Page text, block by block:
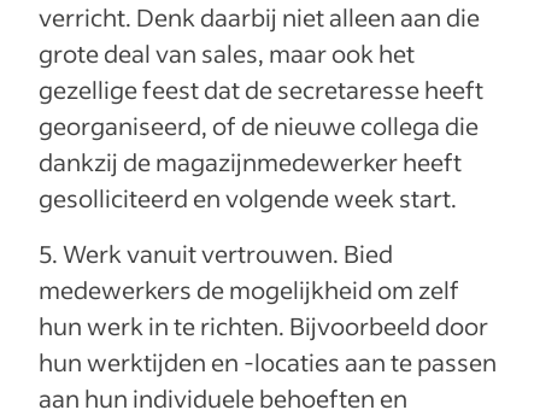
verricht. Denk daarbij niet alleen aan die
grote deal van sales, maar ook het
gezellige feest dat de secretaresse heeft
georganiseerd, of de nieuwe collega die
dankzij de magazijnmedewerker heeft
gesolliciteerd en volgende week start.
5. Werk vanuit vertrouwen. Bied
medewerkers de mogelijkheid om zelf
hun werk in te richten. Bijvoorbeeld door
hun werktijden en -locaties aan te passen
aan hun individuele behoeften en